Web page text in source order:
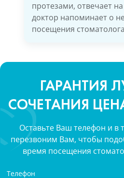
протезами, отвечает
доктор напоминает о
посещения
ГАРАНТИЯ
СОЧЕТАНИЯ
Оставьте Ваш телефон и в
перезвоним Вам, чтобы
время посещения
Телефон